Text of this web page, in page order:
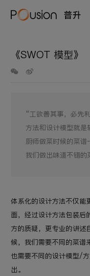
《SWOT 模型》
“工欲善其事，必先
方法和设计模型就
厨师做菜时候的菜谱
我们做出味道不错的
体系化的设计方法不仅能
面，经过设计方法包装后
方的质疑，更专业的讲述
候，我们需要不同的菜谱
也需要不同的设计模型/
出。